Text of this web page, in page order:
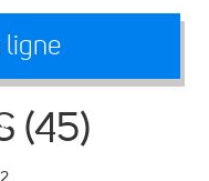
ligne
(45)